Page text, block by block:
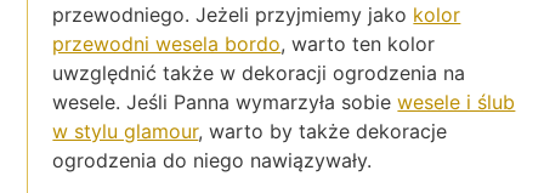
przewodniego. Jeżeli przyjmiemy jako kolor
przewodni wesela bordo, warto ten kolor
uwzględnić także w dekoracji ogrodzenia na
wesele. Jeśli Panna wymarzyła sobiewesele i ślub
w stylu glamour, warto by także dekoracje
ogrodzenia do niego nawiązywały.